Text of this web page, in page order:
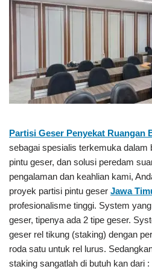
Partisi Geser Penyekat Ruangan
sebagai spesialis terkemuka dalam
pintu geser, dan solusi peredam
pengalaman dan keahlian kami,
proyek partisi pintu geser Jawa
profesionalisme tinggi. System
geser, tipenya ada 2 tipe geser.
geser rel tikung (staking) dengan
roda satu untuk rel lurus.
staking sangatlah di butuh kan dari :